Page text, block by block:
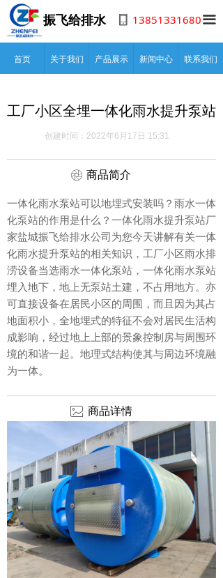
끀
振飞给排水
首页 关于我们 产品展示 新闻中心 联系我们
13851331680
工厂小区全埋一体化雨水提升泵站
商品简介
创建时间： 2022年6月17日 15:31
一体化雨水泵站可以地埋式安装吗？雨水一体
化泵站的作用是什么？一体化雨水提升泵站厂
家盐城振飞给排水公司为您今天讲解有关一体
化雨水提升泵站的相关知识，工厂小区雨水排
涝设备当选雨水一体化泵站，一体化雨水泵站
埋入地下，地上无泵站土建，不占用地方。亦
可直接设备在居民小区的周围，而且因为其占
地面积小，全地埋式的特征不会对居民生活构
成影响，经过地上上部的景象控制房与周围环
境的和谐一起。地理式结构使其与周边环境融
为一体。
商品详情
ꁵ
ꂈ